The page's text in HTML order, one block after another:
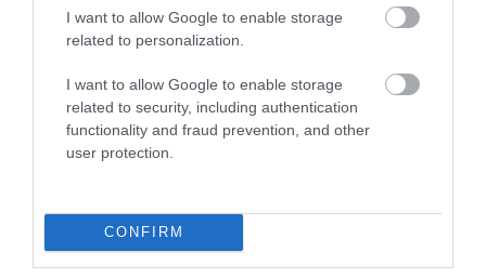
I want to allow Google to enable storage
related to personalization.
I want to allow Google to enable storage
related to security, including authentication
functionality and fraud prevention, and other
user protection.
CONFIRM
Πολωνός αθλητής έγινε ο πρώτος
άνθρωπος που διέσχισε κολυμπώντας
τη Βαλτική από τη Σουηδία στην Πολωνία
σε 56 ώρες!